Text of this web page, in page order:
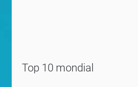
Top 10 mondial